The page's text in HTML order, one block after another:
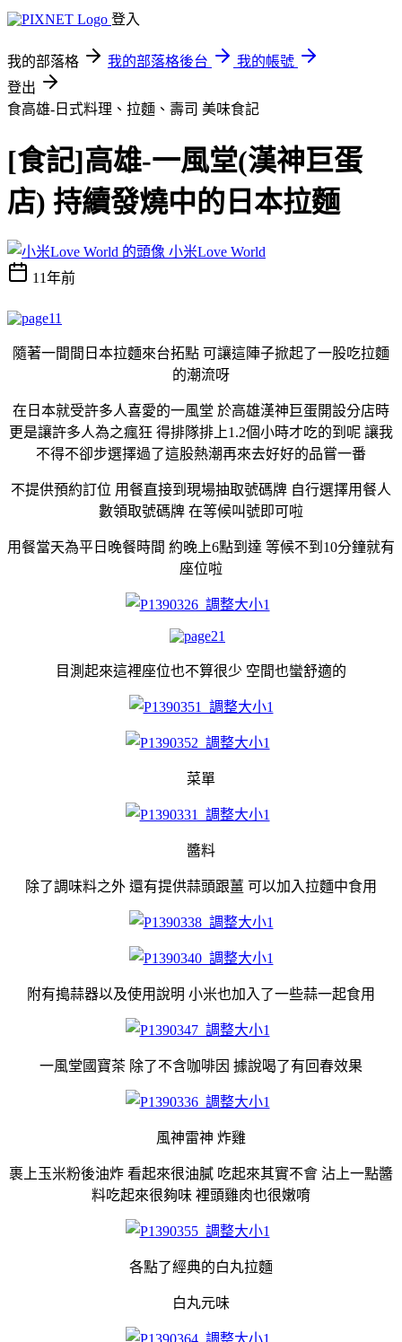
登入
我的部落格 我的部落格後台
我的帳號
登出
食高雄-日式料理、拉麵、壽司 美味食記
[食記]高雄-一風堂(漢神巨蛋
店) 持續發燒中的日本拉麵
小米Love World
11年前
隨著一間間日本拉麵來台拓點 可讓這陣子掀起了一股吃拉麵
的潮流呀
在日本就受許多人喜愛的一風堂 於高雄漢神巨蛋開設分店時
更是讓許多人為之瘋狂 得排隊排上1.2個小時才吃的到呢 讓我
不得不卻步選擇過了這股熱潮再來去好好的品嘗一番
不提供預約訂位 用餐直接到現場抽取號碼牌 自行選擇用餐人
數領取號碼牌 在等候叫號即可啦
用餐當天為平日晚餐時間 約晚上6點到達 等候不到10分鐘就有
座位啦
目測起來這裡座位也不算很少 空間也蠻舒適的
菜單
醬料
除了調味料之外 還有提供蒜頭跟薑 可以加入拉麵中食用
附有搗蒜器以及使用說明 小米也加入了一些蒜一起食用
一風堂國寶茶 除了不含咖啡因 據說喝了有回春效果
風神雷神 炸雞
裹上玉米粉後油炸 看起來很油膩 吃起來其實不會 沾上一點醬
料吃起來很夠味 裡頭雞肉也很嫩唷
各點了經典的白丸拉麵
白丸元味